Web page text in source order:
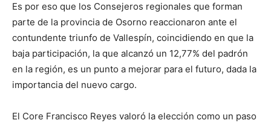
Es por eso que los Consejeros regionales que forman
parte de la provincia de Osorno reaccionaron ante el
contundente triunfo de Vallespín, coincidiendo en que la
baja participación, la que alcanzó un 12,77% del padrón
en la región, es un punto a mejorar para el futuro, dada la
importancia del nuevo cargo.
El Core Francisco Reyes valoró la elección como un paso